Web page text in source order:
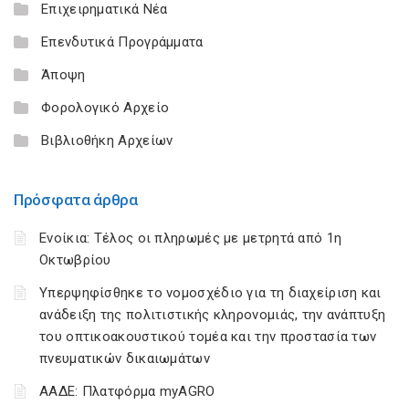
Επιχειρηματικά Νέα
Επενδυτικά Προγράμματα
Άποψη
Φορολογικό Αρχείο
Βιβλιοθήκη Αρχείων
Πρόσφατα άρθρα
Ενοίκια: Τέλος οι πληρωμές με μετρητά από 1η
Οκτωβρίου
Υπερψηφίσθηκε το νομοσχέδιο για τη διαχείριση και
ανάδειξη της πολιτιστικής κληρονομιάς, την ανάπτυξη
του οπτικοακουστικού τομέα και την προστασία των
πνευματικών δικαιωμάτων
ΑΑΔΕ: Πλατφόρμα myAGRO